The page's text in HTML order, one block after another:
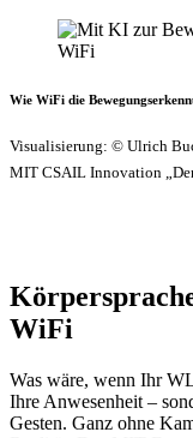
Wie WiFi die
Visualisierung: © Ulrich
MIT CSAIL Innovation
WiFi
Was wäre, wenn Ihr
Ihre Anwesenheit –
Gesten. Ganz ohne